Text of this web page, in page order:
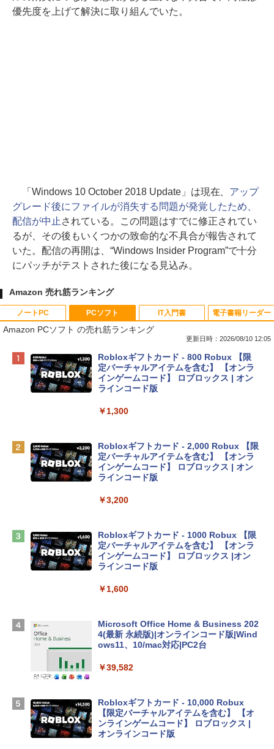
優先度を上げて解決に取り組んでいた。
「Windows 10 October 2018 Update」は現在、 アップ
グレード後にファイルが消失する問題が発覚したため、
配信が中止 されている。この問題はすでに修正されてい
るが、その後もいくつかの致命的な不具合が報告されて
いた。配信の再開は、“Windows Insider Program”で十分
にパッチがテストされた後になる見込み。
Amazon 売れ筋ランキング
ノートPC
Apple 2026 MacBook Neo A18 Proチッ
プ搭載13インチノートブック：AIとAppl
e Intelligenceのために設計、Liquid Ret
inaディスプレイ、8GBユニファイドメモ
eTime HDカメラ - インディゴ
tomtoc 360°保護 15.6 16インチ パソコ
ンケース Dell NEC Lavie ASUS HP dyna
【Amazon.co.jp限定】 HP ノートパソコ
ン 15-fd 15.6インチ 16GBメモリ 512GB
SSD インテル Core 5
￥129,800
Apple 2026 MacBook Air M5チップ搭載
13インチノートブック：AIとApple Intell
igence、13.6インチLiquid Retinaディ
TB SSDストレージ、12MPセンターフレ
￥261,414
PCソフト
Amazon PCソフト の売れ筋ランキング
更新日時：2026/08/10 12:05
Robloxギフトカード - 800 Robux 【限
定バーチャルアイテムを含む】 【オンラ
インゲームコード】 ロブロックス | オン
ラインコード版
￥1,300
Robloxギフトカード - 2,000 Robux 【限
定バーチャルアイテムを含む】 【オンラ
インゲームコード】 ロブロックス | オン
ラインコード版
￥3,200
Robloxギフトカード - 1000 Robux 【限
定バーチャルアイテムを含む】 【オンラ
インゲームコード】 ロブロックス |オン
ラインコード版
￥1,600
Microsoft Office Home & Business 202
4(最新 永続版)|オンラインコード版|Wind
ows11、10/mac対応|PC2台
￥39,582
Robloxギフトカード - 10,000 Robux
【限定バーチャルアイテムを含む】 【オ
ンラインゲームコード】 ロブロックス |
オンラインコード版
IT入門書 電子書籍リーダー